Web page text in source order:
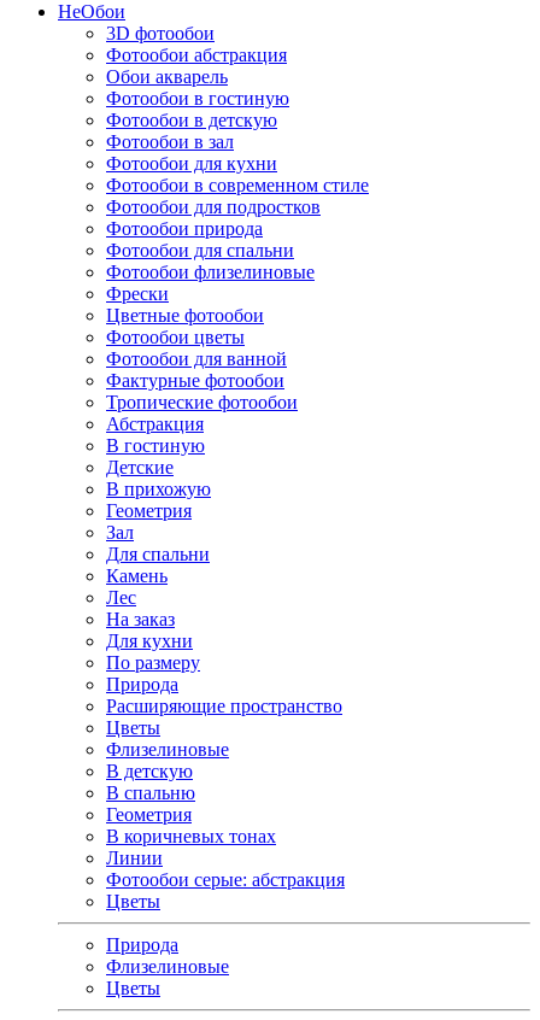
НеОбои
3D фотообои
Фотообои абстракция
Обои акварель
Фотообои в гостиную
Фотообои в детскую
Фотообои в зал
Фотообои для кухни
Фотообои в современном стиле
Фотообои для подростков
Фотообои природа
Фотообои для спальни
Фотообои флизелиновые
Фрески
Цветные фотообои
Фотообои цветы
Фотообои для ванной
Фактурные фотообои
Тропические фотообои
Абстракция
В гостиную
Детские
В прихожую
Геометрия
Зал
Для спальни
Камень
Лес
На заказ
Для кухни
По размеру
Природа
Расширяющие пространство
Цветы
Флизелиновые
В детскую
В спальню
Геометрия
В коричневых тонах
Линии
Фотообои серые: абстракция
Цветы
Природа
Флизелиновые
Цветы